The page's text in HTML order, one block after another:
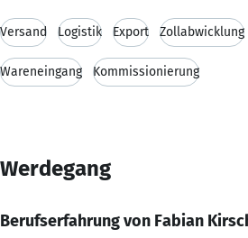
Versand Logistik Export Zollabwicklung
Wareneingang Kommissionierung
Werdegang
Berufserfahrung von Fabian